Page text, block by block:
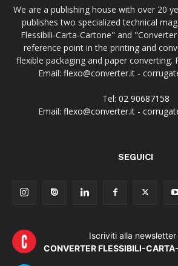
We are a publishing house with over 20
publishes two specialized technical
Flessibili-Carta-Cartone" and
reference point in the printing and
flexible packaging and paper converting.
Email: flexo@converter.it -
Tel: 02 90687158
Email: flexo@converter.it -
SEGUICI
Iscriviti alla newsletter
CONVERTER FLESSIBILI-